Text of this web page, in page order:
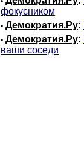
фокусником
• Демократия.Ру:
• Демократия.Ру:
ваши соседи